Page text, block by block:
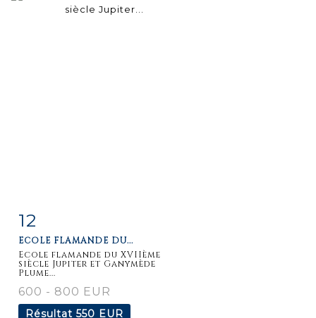
12
ECOLE FLAMANDE DU...
Ecole flamande du XVIIème
siècle Jupiter et Ganymède
Plume...
600 - 800 EUR
Résultat 550 EUR